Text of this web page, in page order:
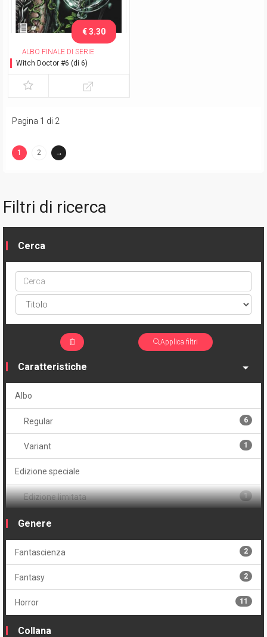
ALBO FINALE DI SERIE
Witch Doctor #6 (di 6)
€ 3.30
Pagina 1 di 2
1
2 →
Filtri di ricerca
Cerca
Cerca
ptype
Applica filtri
Caratteristiche
Albo
Regular 6
Variant 1
Edizione speciale
Edizione limitata 1
Edizione numerata
Serie 9
Volume
2
Genere
Fantascienza 2
Fantasy 2
Horror 11
Collana